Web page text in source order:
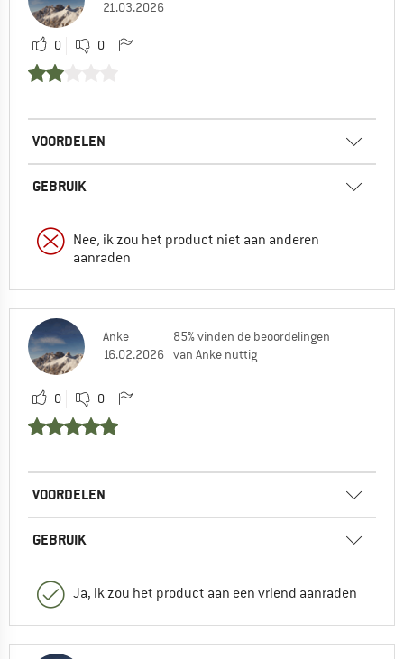
21.03.2026
0 0
VOORDELEN
GEBRUIK
Nee, ik zou het product niet aan anderen
aanraden
Anke
16.02.2026
85% vinden de beoordelingen
van Anke nuttig
0 0
VOORDELEN
GEBRUIK
Ja, ik zou het product aan een vriend aanraden